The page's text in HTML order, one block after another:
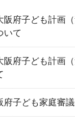
阪府子ども計画
いて
阪府子ども計画
府子ども家庭審